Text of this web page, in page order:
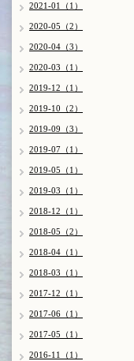
2021-01（1）
2020-05（2）
2020-04（3）
2020-03（1）
2019-12（1）
2019-10（2）
2019-09（3）
2019-07（1）
2019-05（1）
2019-03（1）
2018-12（1）
2018-05（2）
2018-04（1）
2018-03（1）
2017-12（1）
2017-06（1）
2017-05（1）
2016-11（1）